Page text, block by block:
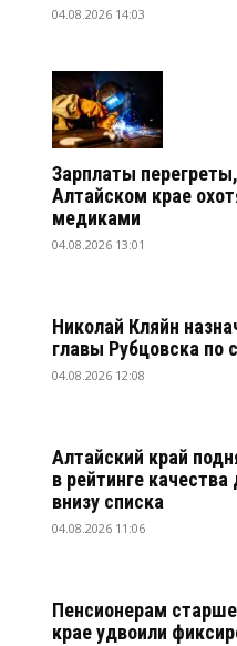
04.08.2026 14:03
Зарплаты
Алтайском крае
медиками
04.08.2026 13:01
Николай Кляйн
главы Рубцовска по
04.08.2026 12:08
Алтайский край
в рейтинге качества
внизу списка
04.08.2026 11:06
Пенсионерам
крае удвоили